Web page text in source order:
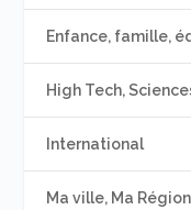
Enfance, famille,
High Tech,
International
Ma ville, Ma Région